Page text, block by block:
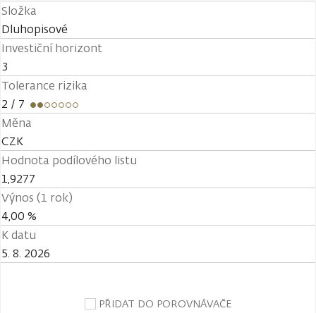
Složka
Dluhopisové
Investiční horizont
3
Tolerance rizika
2 / 7
Měna
CZK
Hodnota podílového listu
1,9277
Výnos (1 rok)
4,00 %
K datu
5. 8. 2026
PŘIDAT DO POROVNÁVAČE